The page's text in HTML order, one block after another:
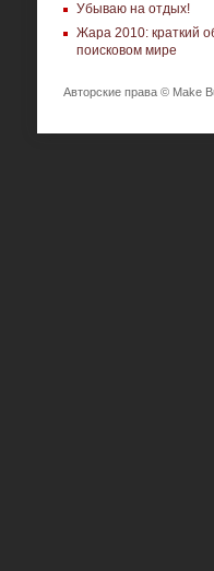
Убываю на отдых!
Жара 2010: краткий
поисковом мире
Авторские права © Make